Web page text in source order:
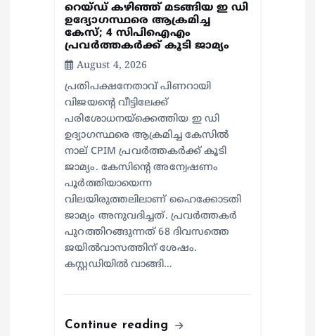
റെയ്ഡ് കഴിഞ്ഞ് മടങ്ങിയ ഇ ഡി
ഉദ്യോഗസ്ഥരെ ആക്രമിച്ച
കേസ്; 4 സിപിഐഎം
പ്രവർത്തകർക്ക് കൂടി ജാമ്യം
August 4, 2026
പ്രതിപക്ഷനേതാവ് പിണറായി
വിജയന്റെ വീട്ടിലേക്ക്
പരിശോധനയ്ക്കെത്തിയ ഇ ഡി
ഉദ്യാഗസ്ഥരെ ആക്രമിച്ച കേസിൽ
നാല് CPIM പ്രവർത്തകർക്ക് കൂടി
ജാമ്യം. കേസിന്റെ അന്വേഷണം
പൂർത്തിയായെന്ന
വിലയിരുത്തലിലാണ് ഹൈക്കോടതി
ജാമ്യം അനുവദിച്ചത്. പ്രവർത്തകർ
പുറത്തിറങ്ങുന്നത് 68 ദിവസത്തെ
ജയിൽവാസത്തിന് ശേഷം.
കസ്റ്റഡിയില്‍ വാങ്ങി…
Continue reading